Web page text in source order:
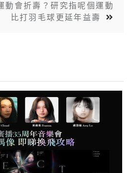
動會折壽？研究指呢個運動
比打羽毛球更延年益壽